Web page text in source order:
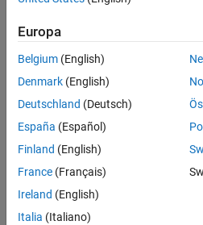
deleteFile
Files
Changing the default user
Raspberry Pi.
Connecting only to trusted
If you require a wireless
Europa
Belgium (English)
Denmark (English)
Deutschland (Deutsch)
España (Español)
Finland (English)
France (Français)
Ireland (English)
Italia (Italiano)